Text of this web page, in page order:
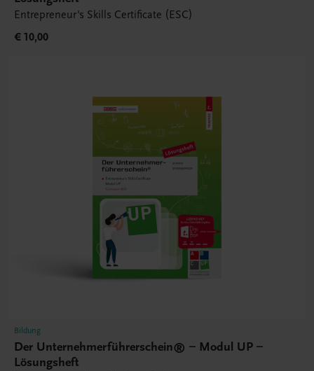
Entrepreneur's Skills Certificate (ESC)
€ 10,00
Bildung
Der Unternehmerführerschein® – Modul UP –
Lösungsheft